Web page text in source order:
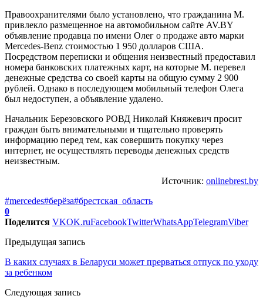
Правоохранителями было установлено, что гражданина М.
привлекло размещенное на автомобильном сайте AV.BY
объявление продавца по имени Олег о продаже авто марки
Mercedes-Benz стоимостью 1 950 долларов США.
Посредством переписки и общения неизвестный предоставил
номера банковских платежных карт, на которые М. перевел
денежные средства со своей карты на общую сумму 2 900
рублей. Однако в последующем мобильный телефон Олега
был недоступен, а объявление удалено.
Начальник Березовского РОВД Николай Княжевич просит
граждан быть внимательными и тщательно проверять
информацию перед тем, как совершить покупку через
интернет, не осуществлять переводы денежных средств
неизвестным.
Источник: onlinebrest.by
#mercedes#берёза#брестская_область
0
Поделится VKOK.ruFacebookTwitterWhatsAppTelegramViber
Предыдущая запись
В каких случаях в Беларуси может прерваться отпуск по уходу
за ребенком
Следующая запись